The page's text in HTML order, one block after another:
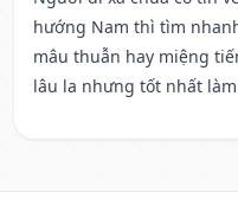
hướng Nam thì tìm
mâu thuẫn hay miệng
lâu la nhưng tốt nhất